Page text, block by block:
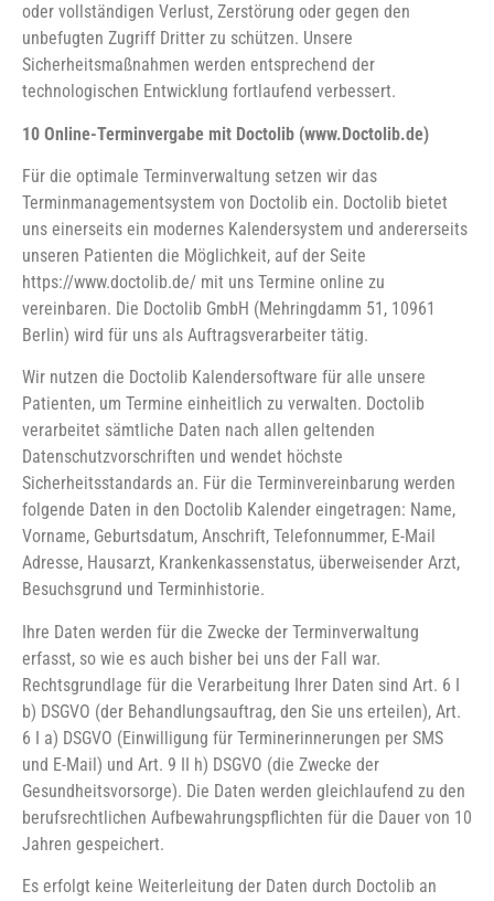
oder vollständigen Verlust, Zerstörung oder gegen den
unbefugten Zugriff Dritter zu schützen. Unsere
Sicherheitsmaßnahmen werden entsprechend der
technologischen Entwicklung fortlaufend verbessert.
10 Online-Terminvergabe mit Doctolib (www.Doctolib.de)
Für die optimale Terminverwaltung setzen wir das
Terminmanagementsystem von Doctolib ein. Doctolib bietet
uns einerseits ein modernes Kalendersystem und andererseits
unseren Patienten die Möglichkeit, auf der Seite
https://www.doctolib.de/ mit uns Termine online zu
vereinbaren. Die Doctolib GmbH (Mehringdamm 51, 10961
Berlin) wird für uns als Auftragsverarbeiter tätig.
Wir nutzen die Doctolib Kalendersoftware für alle unsere
Patienten, um Termine einheitlich zu verwalten. Doctolib
verarbeitet sämtliche Daten nach allen geltenden
Datenschutzvorschriften und wendet höchste
Sicherheitsstandards an. Für die Terminvereinbarung werden
folgende Daten in den Doctolib Kalender eingetragen: Name,
Vorname, Geburtsdatum, Anschrift, Telefonnummer, E-Mail
Adresse, Hausarzt, Krankenkassenstatus, überweisender Arzt,
Besuchsgrund und Terminhistorie.
Ihre Daten werden für die Zwecke der Terminverwaltung
erfasst, so wie es auch bisher bei uns der Fall war.
Rechtsgrundlage für die Verarbeitung Ihrer Daten sind Art. 6 I
b) DSGVO (der Behandlungsauftrag, den Sie uns erteilen), Art.
6 I a) DSGVO (Einwilligung für Terminerinnerungen per SMS
und E-Mail) und Art. 9 II h) DSGVO (die Zwecke der
Gesundheitsvorsorge). Die Daten werden gleichlaufend zu den
berufsrechtlichen Aufbewahrungspflichten für die Dauer von 10
Jahren gespeichert.
Es erfolgt keine Weiterleitung der Daten durch Doctolib an